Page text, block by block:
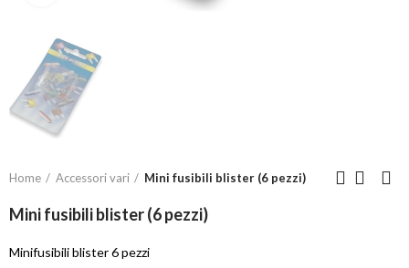
Home Accessori vari Mini fusibili blister (6 pezzi)
Mini fusibili blister (6 pezzi)
Minifusibili blister 6 pezzi